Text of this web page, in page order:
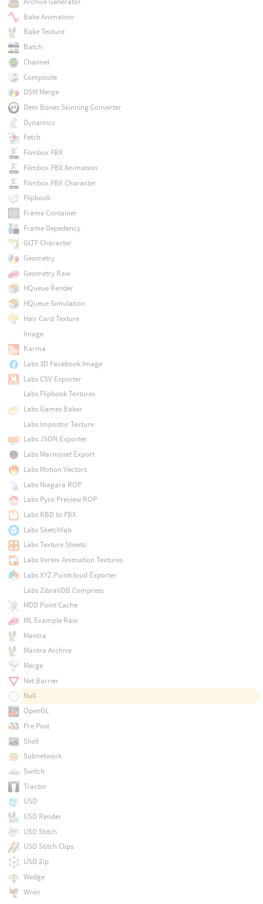
Bake Animation
Bake Texture
Batch
Channel
Composite
DSM Merge
Dem Bones Skinning Converter
Dynamics
Fetch
Filmbox FBX
Filmbox FBX Animation
Filmbox FBX Character
Flipbook
Frame Container
Frame Depedency
GLTF Character
Geometry
Geometry Raw
HQueue Render
HQueue Simulation
Hair Card Texture
Image
Karma
Labs 3D Facebook Image
Labs CSV Exporter
Labs Flipbook Textures
Labs Games Baker
Labs Impostor Texture
Labs JSON Exporter
Labs Marmoset Export
Labs Motion Vectors
Labs Niagara ROP
Labs Pyro Preview ROP
Labs RBD to FBX
Labs Sketchfab
Labs Texture Sheets
Labs Vertex Animation Textures
Labs XYZ Pointcloud Exporter
Labs ZibraVDB Compress
MDD Point Cache
ML Example Raw
Mantra
Mantra Archive
Merge
Net Barrier
Null
OpenGL
Pre Post
Shell
Subnetwork
Switch
Tractor
USD
USD Render
USD Stitch
USD Stitch Clips
USD Zip
Wedge
Wren